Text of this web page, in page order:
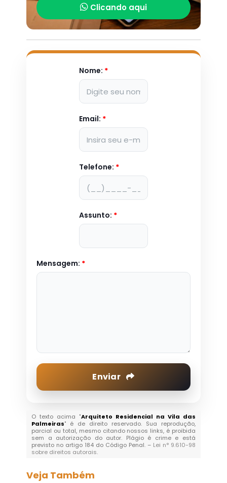
Clicando aqui
Nome: *
Email: *
Telefone: *
Assunto: *
Mensagem: *
Enviar
O texto acima "Arquiteto Residencial na Vila das
Palmeiras" é de direito reservado. Sua reprodução,
parcial ou total, mesmo citando nossos links, é proibida
sem a autorização do autor. Plágio é crime e está
previsto no artigo 184 do Código Penal. – Lei n° 9.610-98
sobre direitos autorais.
Veja Também